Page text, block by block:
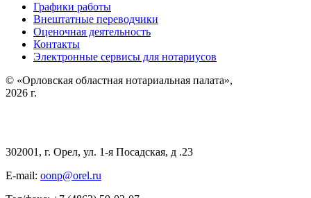
Графики работы
Внештатные переводчики
Оценочная деятельность
Контакты
Электронные сервисы для нотариусов
© «Орловская областная нотариальная палата»,
2026 г.
302001, г. Орел, ул. 1-я Посадская, д .23
E-mail: oonp@orel.ru